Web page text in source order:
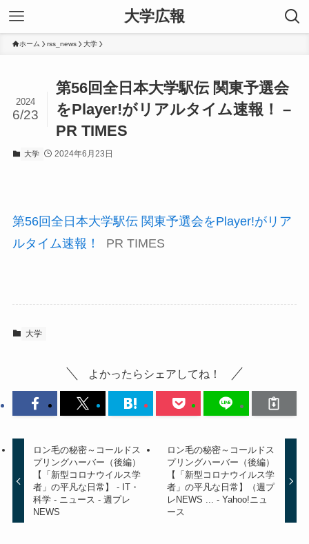
大学広報
ホーム rss_news 大学
第56回全日本大学駅伝 関東予選会
をPlayer!がリアルタイム速報！ –
PR TIMES
2024
6/23
大学 2024年6月23日
第56回全日本大学駅伝 関東予選会をPlayer!がリア
ルタイム速報！
PR TIMES
大学
よかったらシェアしてね！
ロン毛の秘密～コールドス
プリングハーバー（後編）
【「新型コロナウイルス学
者」の平凡な日常】 - IT・
科学 - ニュース - 週プレ
NEWS
ロン毛の秘密～コールドス
プリングハーバー（後編）
【「新型コロナウイルス学
者」の平凡な日常】（週プ
レNEWS ... - Yahoo!ニュ
ース